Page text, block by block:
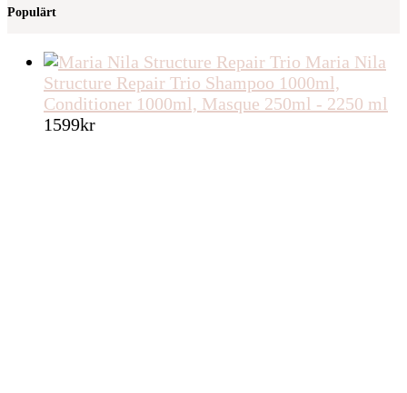
Populärt
Maria Nila
Structure Repair Trio Shampoo 1000ml,
Conditioner 1000ml, Masque 250ml - 2250 ml
1599kr